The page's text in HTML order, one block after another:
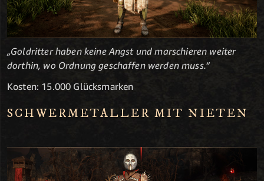
„Goldritter haben keine Angst und marschieren weiter
dorthin, wo Ordnung geschaffen werden muss.“
Kosten: 15.000 Glücksmarken
SCHWERMETALLER MIT NIETEN